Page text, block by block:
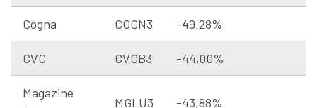
Cogna COGN3 -49,28%
CVC CVCB3 -44,00%
Magazine
MGLU3 -43,88%